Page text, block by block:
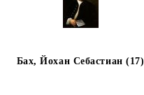
Бах, Йохан Себастиан (17)